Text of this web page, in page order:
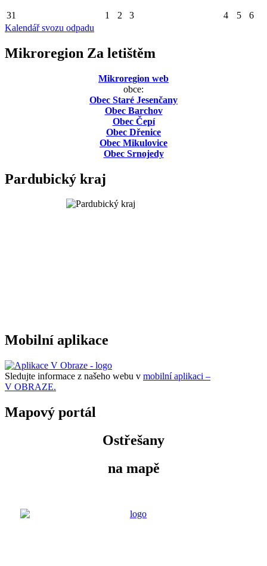
31 1 2 3 4 5
6
Kalendář svozu odpadu
Mikroregion Za letištěm
Mikroregion web
obce:
Obec Staré Jesenčany
Obec Barchov
Obec Čepí
Obec Dřenice
Obec Mikulovice
Obec Srnojedy
Pardubický kraj
Mobilní aplikace
Sledujte informace z našeho webu v mobilní aplikaci –
V OBRAZE.
Mapový portál
Ostřešany
na mapě